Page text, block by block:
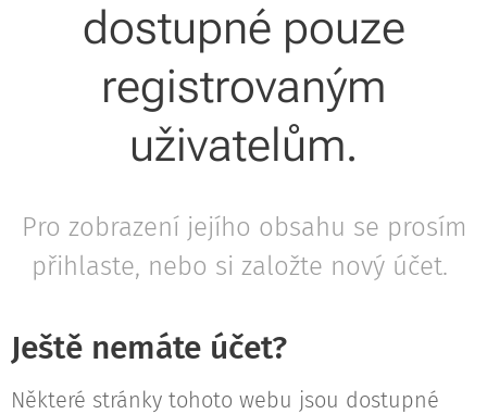
dostupné pouze
registrovaným
uživatelům.
Pro zobrazení jejího obsahu se prosím
přihlaste, nebo si založte nový účet.
Ještě nemáte účet?
Některé stránky tohoto webu jsou dostupné